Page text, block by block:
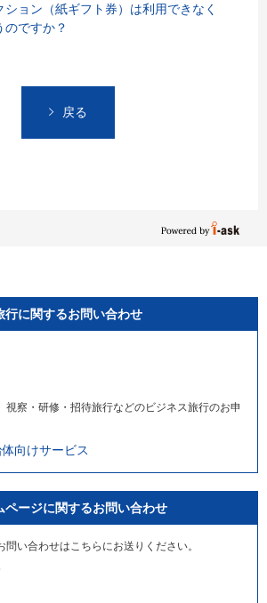
ション（紙ギフト券）は利用できなく
のですか？
戻る
行に関するお問い合わせ
視察・研修・招待旅行などのビジネス旅行のお申
向けサービス
ページに関するお問い合わせ
い合わせはこちらにお送りください。